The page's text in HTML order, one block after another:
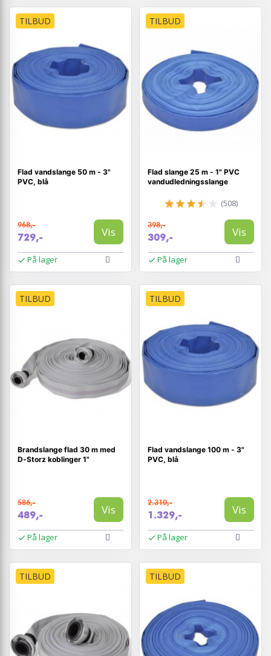
TILBUD
Flad vandslange 50 m - 3"
PVC, blå
968,-
729,- Vis
På lager
TILBUD
Flad slange 25 m - 1" PVC
vandudledningsslange
(508)
398,-
309,- Vis
På lager
TILBUD
Brandslange flad 30 m med
D‑Storz koblinger 1"
586,-
489,- Vis
På lager
TILBUD
Flad vandslange 100 m - 3"
PVC, blå
2.310,-
1.329,- Vis
På lager
TILBUD TILBUD